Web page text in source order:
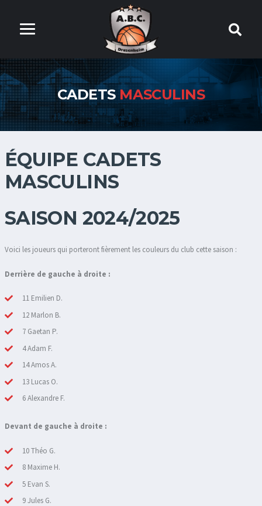
CADETS MASCULINS
ÉQUIPE CADETS
MASCULINS
SAISON 2024/2025
Voici les joueurs qui porteront fièrement les couleurs du club cette saison :
Derrière de gauche à droite :
11 Emilien D.
12 Marlon B.
7 Gaetan P.
4 Adam F.
14 Amos A.
13 Lucas O.
6 Alexandre F.
Devant de gauche à droite :
10 Théo G.
8 Maxime H.
5 Evan S.
9 Jules G.